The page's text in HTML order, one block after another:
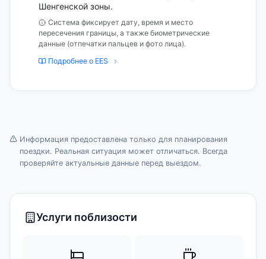
Шенгенской зоны.
Система фиксирует дату, время и место
пересечения границы, а также биометрические
данные (отпечатки пальцев и фото лица).
Подробнее о EES
Информация предоставлена только для планирования
поездки. Реальная ситуация может отличаться. Всегда
проверяйте актуальные данные перед выездом.
Услуги поблизости